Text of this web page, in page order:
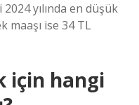
yılında en düşük
maaşı ise 34 TL
için hangi